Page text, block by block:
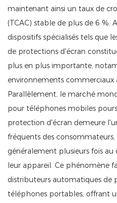
maintenant ainsi un taux de
(TCAC) stable de plus de 6 %.
dispositifs spécialisés tels que
de protections d'écran
plus en plus importante,
environnements commerciaux
Parallèlement, le marché
pour téléphones mobiles
protection d'écran demeure
fréquents des
généralement plusieurs fois au
leur appareil. Ce phénomène
distributeurs automatiques de
téléphones portables, offrant